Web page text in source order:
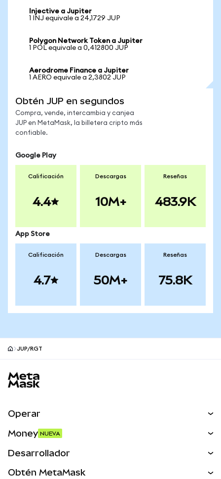
Injective a Jupiter
1 INJ equivale a 24,1729 JUP
Polygon Network Token a Jupiter
1 POL equivale a 0,412800 JUP
Aerodrome Finance a Jupiter
1 AERO equivale a 2,3802 JUP
Obtén JUP en segundos
Compra, vende, intercambia y canjea
JUP en MetaMask, la billetera cripto más
confiable.
Google Play
Calificación
4.4
Descargas
10M+
Reseñas
483.9K
App Store
Calificación
4.7
Descargas
50M+
Reseñas
75.8K
JUP/RGT
Operar
Activos del mundo real
Money NUEVA
Desarrollador
Obtén MetaMask